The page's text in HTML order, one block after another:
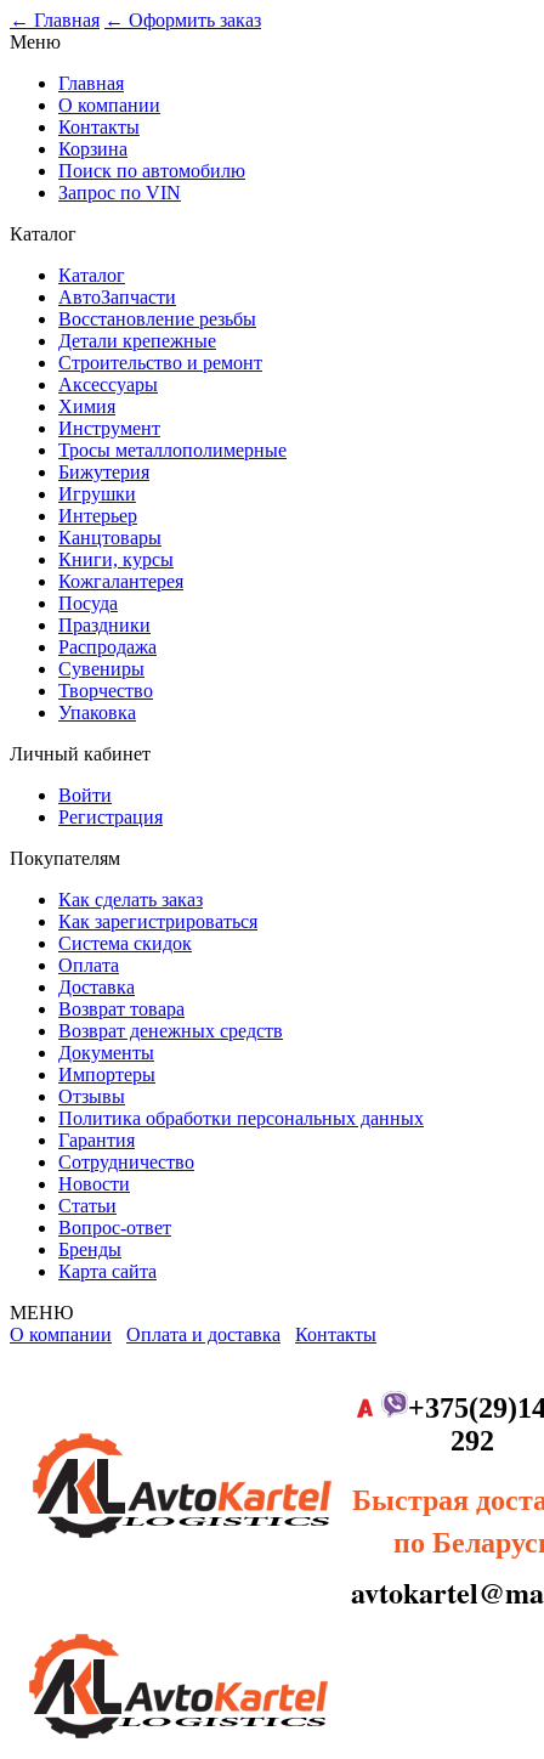
← Главная ← Оформить заказ
Меню
Главная
О компании
Контакты
Корзина
Поиск по автомобилю
Запрос по VIN
Каталог
Каталог
АвтоЗапчасти
Восстановление резьбы
Детали крепежные
Строительство и ремонт
Аксессуары
Химия
Инструмент
Тросы металлополимерные
Бижутерия
Игрушки
Интерьер
Канцтовары
Книги, курсы
Кожгалантерея
Посуда
Праздники
Распродажа
Сувениры
Творчество
Упаковка
Личный кабинет
Войти
Регистрация
Покупателям
Как сделать заказ
Как зарегистрироваться
Система скидок
Оплата
Доставка
Возврат товара
Возврат денежных средств
Документы
Импортеры
Отзывы
Политика обработки персональных данных
Гарантия
Сотрудничество
Новости
Статьи
Вопрос-ответ
Бренды
Карта сайта
МЕНЮ
О компании Оплата и доставка Контакты
292
Быстрая
по